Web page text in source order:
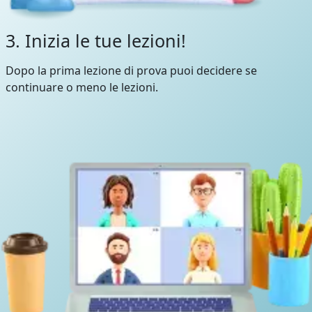
3. Inizia le tue lezioni!
Dopo la prima lezione di prova puoi decidere se
continuare o meno le lezioni.